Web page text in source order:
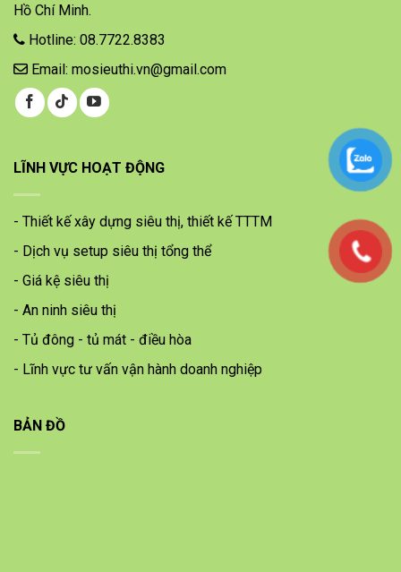
Hồ Chí Minh.
Hotline: 08.7722.8383
Email: mosieuthi.vn@gmail.com
LĨNH VỰC HOẠT ĐỘNG
- Thiết kế xây dựng siêu thị, thiết kế TTTM
- Dịch vụ setup siêu thị tổng thể
- Giá kệ siêu thị
- An ninh siêu thị
- Tủ đông - tủ mát - điều hòa
- Lĩnh vực tư vấn vận hành doanh nghiệp
BẢN ĐỒ